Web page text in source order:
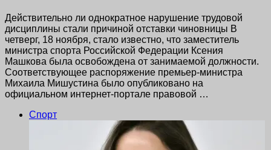
Действительно ли однократное нарушение трудовой
дисциплины стали причиной отставки чиновницы В
четверг, 18 ноября, стало известно, что заместитель
министра спорта Российской Федерации Ксения
Машкова была освобождена от занимаемой должности.
Соответствующее распоряжение премьер-министра
Михаила Мишустина было опубликовано на
официальном интернет-портале правовой …
Спорт